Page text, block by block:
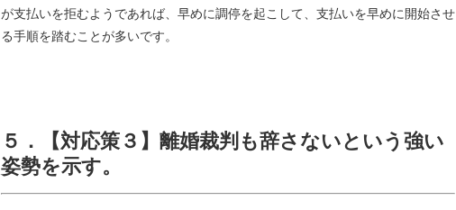
が支払いを拒むようであれば、早めに調停を起こして、支払いを早めに開始させ
る手順を踏むことが多いです。
５．【対応策３】離婚裁判も辞さないという強い
姿勢を示す。